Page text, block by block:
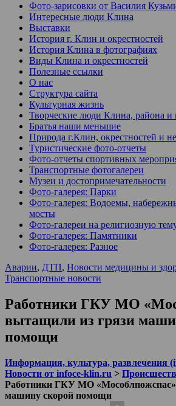
Фото-зарисовки от Василия
Интересные люди Клина
Выставки
История г. Клин и окрестностей
История Клина в фотографиях
Виды Клина и окрестностей
Полезные ссылки
О нас
Структура сайта
Культурная жизнь
Творческие люди Клина, района и
Братья наши меньшие
Природа г.Клин, окрестностей и
Туристические фото-отчеты
Фото-отчеты спортивных
Транспортные фотогалереи
Музеи и достопримечательности
Фото-галерея: Парки
Фото-галерея: Водоемы,
мосты
Фото-галереи на религиозную
Фото-галерея: Памятники
Фото-галерея: Разное
Аварии, ДТП, Новости медицины и
Транспортные новости
Работники ГКУ МО
вытащили из грязи
помощи
Информация, культура, развлечения
Новости от infoce-klin.ru >
Работники ГКУ МО
машину скорой помощи